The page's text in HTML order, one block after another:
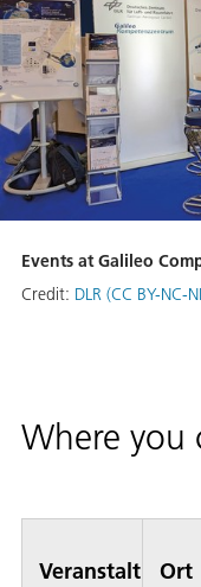
Events at Galileo
Credit: DLR (CC BY-NC-
Where you
Veranstaltung
Ort